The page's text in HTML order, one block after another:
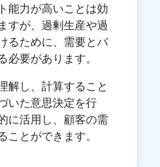
能力が高いことは効
すが、過剰生産や過
るために、需要とバ
必要があります。
解し、計算すること
いた意思決定を行
に活用し、顧客の需
ことができます。